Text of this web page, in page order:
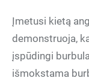
Įmetusi kietą
demonstruoja,
įspūdingi
išmokstama